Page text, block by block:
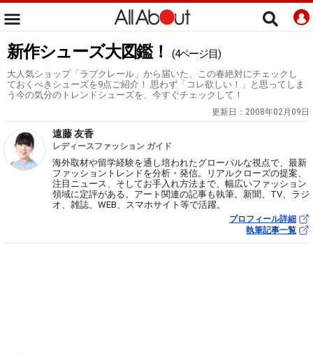
新作シューズ大図鑑！ (4ページ目)
大人気ショップ「ラブクレール」から届いた、この春絶対にチェックし
ておくべきシューズを9点ご紹介！ 思わず「コレ欲しい！」と思ってしま
う今の気分のトレンドシューズを、今すぐチェックして！
更新日： 2008年02月09日
遠藤 友香
レディースファッション ガイド
海外取材や留学経験を通し培われたグローバルな視点で、最新
ファッショントレンドを分析・発信。リアルクローズの提案、
注目ニュース、そしてお手入れ方法まで、幅広いファッション
領域に定評がある。アート関連の記事も執筆。新聞、TV、ラジ
オ、雑誌、WEB、スマホサイト等で活躍。
プロフィール詳細
執筆記事一覧